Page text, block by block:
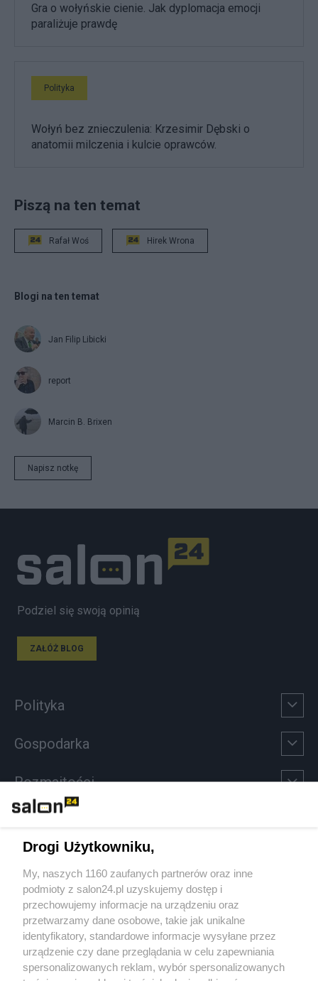
Gra o wołyńskie cienie. Jak dyplomacja emocji
paraliżuje prawdę
Polityka
Wołyń bez znieczulenia: Krzesimir Dębski o
anatomii milczenia i kulcie oprawców.
Piszą na ten temat
Rafał Woś Hirek Wrona
Blogi na ten temat
Jan Filip Libicki
report
Marcin B. Brixen
Napisz notkę
Podziel się swoją opinią
ZAŁÓŻ BLOG
Polityka
Gospodarka
Rozmaitości
Sport
Społeczeństwo
Kultura
Drogi Użytkowniku,
My, naszych 1160 zaufanych partnerów oraz inne
podmioty z salon24.pl uzyskujemy dostęp i
przechowujemy informacje na urządzeniu oraz
przetwarzamy dane osobowe, takie jak unikalne
identyfikatory, standardowe informacje wysyłane przez
urządzenie czy dane przeglądania w celu zapewniania
spersonalizowanych reklam, wybór spersonalizowanych